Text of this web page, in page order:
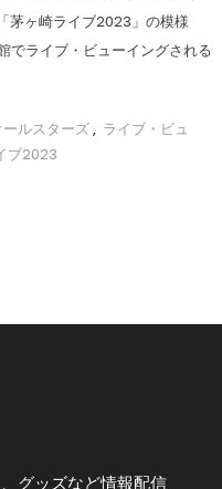
茅ヶ崎ライブ2023」の模様
でライブ・ビューイングされる
ルスターズ, ライブ・ビュ
ブ2023
グッズなど情報配信